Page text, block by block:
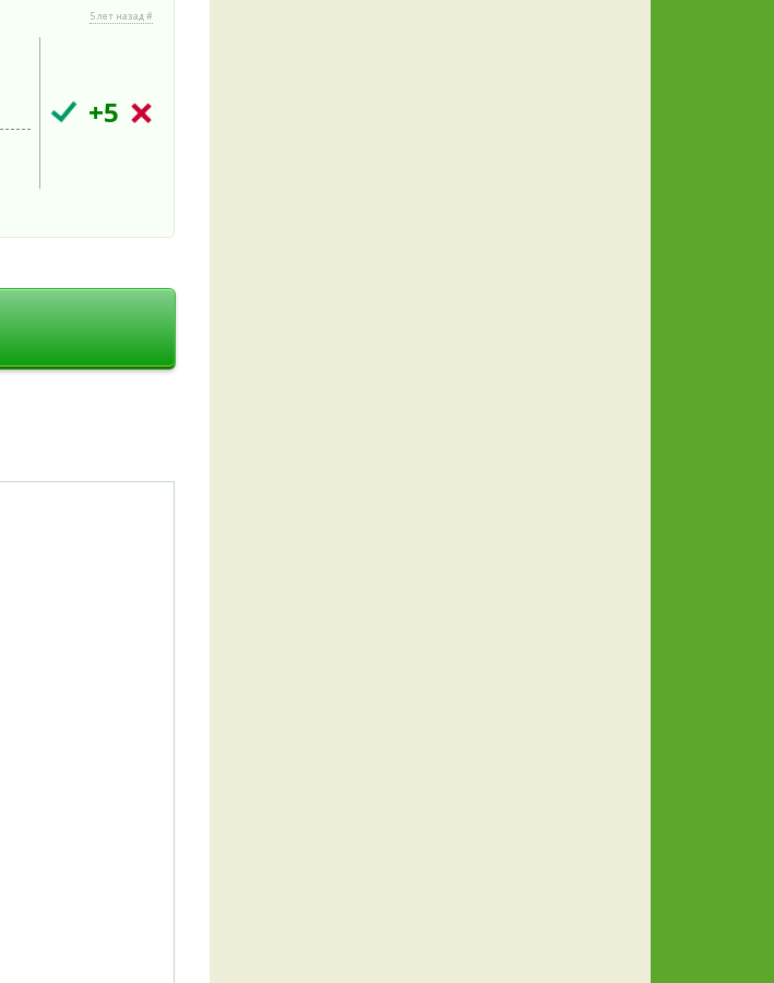
5 лет назад #
+5